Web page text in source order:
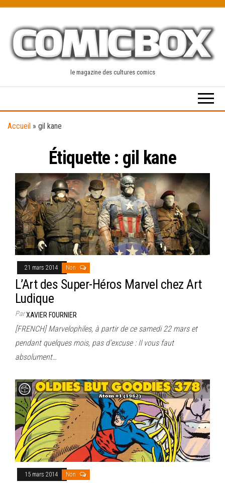
content
le magazine des cultures comics
Accueil » gil kane
Étiquette : gil kane
21 mars 2014 Non
L’Art des Super-Héros Marvel chez Art
Ludique
ParXAVIER FOURNIER
[FRENCH] Marvelophiles, à partir de ce samedi 22 mars et
pendant quelques mois, pas d’excuse : Il vous faut
absolument…
15 mars 2014 Non